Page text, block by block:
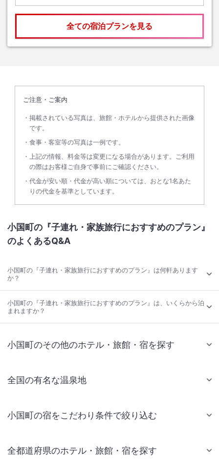
全ての宿泊プランを見る
ご注意・ご案内
掲載されている写真は、旅館・ホテルから提供された画像
です。
食事・客室等の写真は一例です。
上記の情報、料金等は変更になる場合があります。ご利用
の際はお客様ご自身で事前にご確認ください。
代金が安い順・代金が高い順については、おとな1名あた
りの代金を基準としています。
小国町の『子連れ・家族旅行におすすめのプラン』
のよくあるQ&A
小国町の『子連れ・家族旅行におすすめのプラン』は何軒あります
か？
小国町の『子連れ・家族旅行におすすめのプラン』は、いくらから泊
まれますか？
小国町のその他のホテル・旅館・宿を探す
全国の有名な温泉地
小国町の宿をこだわり条件で絞り込む
全都道府県のホテル・旅館・宿を探す